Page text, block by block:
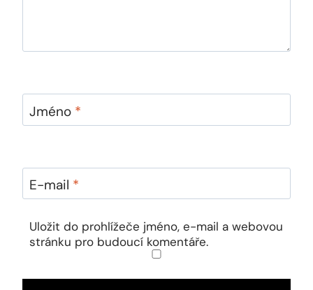
Jméno *
E-mail *
Uložit do prohlížeče jméno, e-mail a webovou
stránku pro budoucí komentáře.